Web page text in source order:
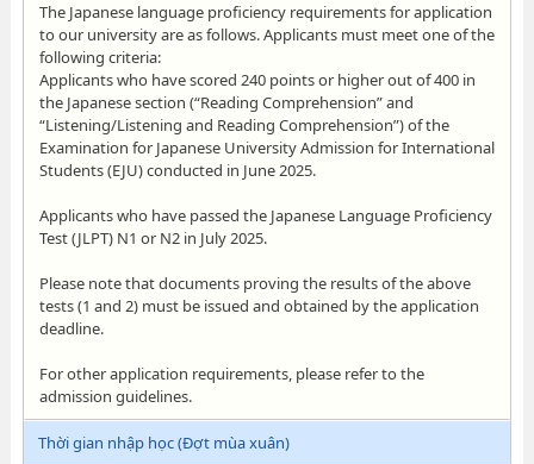
The Japanese language proficiency requirements for application
to our university are as follows. Applicants must meet one of the
following criteria:
Applicants who have scored 240 points or higher out of 400 in
the Japanese section (“Reading Comprehension” and
“Listening/Listening and Reading Comprehension”) of the
Examination for Japanese University Admission for International
Students (EJU) conducted in June 2025.
Applicants who have passed the Japanese Language Proficiency
Test (JLPT) N1 or N2 in July 2025.
Please note that documents proving the results of the above
tests (1 and 2) must be issued and obtained by the application
deadline.
For other application requirements, please refer to the
admission guidelines.
Thời gian nhập học (Đợt mùa xuân)